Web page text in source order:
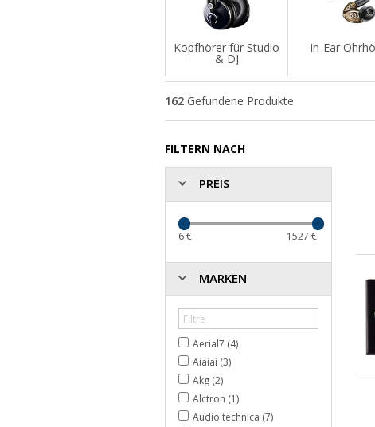
Kopfhörer für Studio
& DJ
In-Ear
162 Gefundene Produkte
FILTERN NACH
PREIS
6€ 1527 €
MARKEN
Aerial7 (4)
Aiaiai (3)
Akg (2)
Alctron (1)
Audio technica (7)